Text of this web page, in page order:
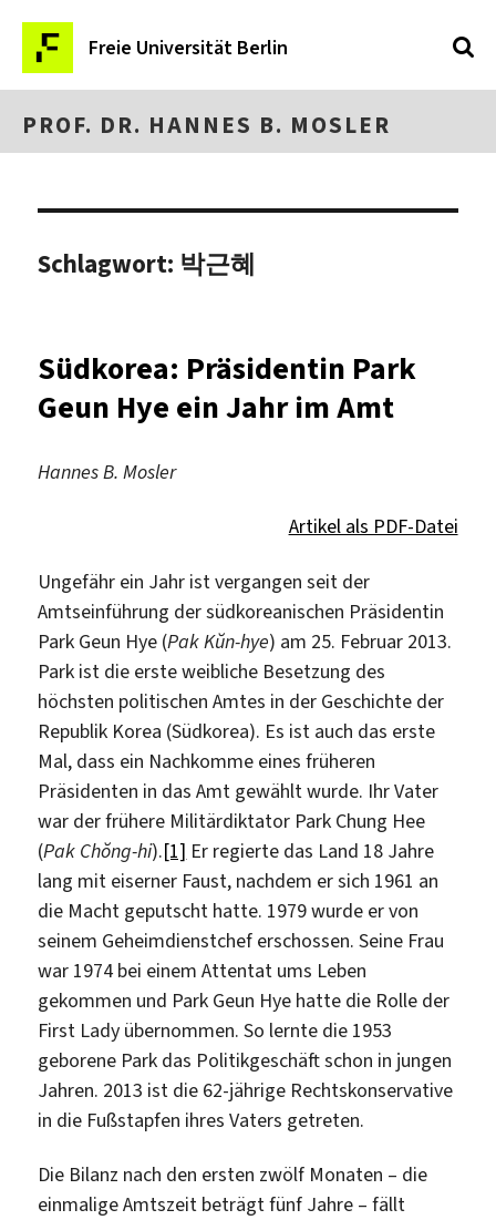
Freie Universität Berlin
PROF. DR. HANNES B. MOSLER
Schlagwort: 박근혜
Südkorea: Präsidentin Park
Geun Hye ein Jahr im Amt
Hannes B. Mosler
Artikel als PDF-Datei
Ungefähr ein Jahr ist vergangen seit der
Amtseinführung der südkoreanischen Präsidentin
Park Geun Hye (Pak Kŭn-hye) am 25. Februar 2013.
Park ist die erste weibliche Besetzung des
höchsten politischen Amtes in der Geschichte der
Republik Korea (Südkorea). Es ist auch das erste
Mal, dass ein Nachkomme eines früheren
Präsidenten in das Amt gewählt wurde. Ihr Vater
war der frühere Militärdiktator Park Chung Hee
(Pak Chŏng-hi).[1] Er regierte das Land 18 Jahre
lang mit eiserner Faust, nachdem er sich 1961 an
die Macht geputscht hatte. 1979 wurde er von
seinem Geheimdienstchef erschossen. Seine Frau
war 1974 bei einem Attentat ums Leben
gekommen und Park Geun Hye hatte die Rolle der
First Lady übernommen. So lernte die 1953
geborene Park das Politikgeschäft schon in jungen
Jahren. 2013 ist die 62-jährige Rechtskonservative
in die Fußstapfen ihres Vaters getreten.
Die Bilanz nach den ersten zwölf Monaten – die
einmalige Amtszeit beträgt fünf Jahre – fällt